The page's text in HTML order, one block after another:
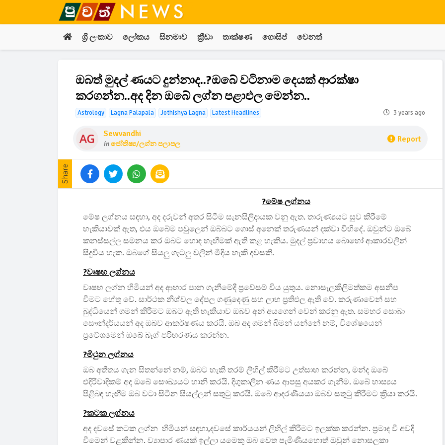
ශ්‍රී ලංකාව ලෝකය සිනමාව ක්‍රීඩා තාක්ෂණ ගොසිප් වෙනත්
ඔබත් මුදල් ණයට දුන්නාද..?ඔබේ වටිනාම දෙයක් ආරක්ෂා
කරගන්න..අද දින ඔබේ ලග්න පළාඵල මෙන්න..
Astrology Lagna Palapala Jothishya Lagna Latest Headlines 3 years ago
Sewvandhi
inජෝතිෂ්‍ය/ලග්න පලාපල Report
Share
?️මේෂ ලග්නය
මේෂ ලග්නය සඳහා, අද දරුවන් අතර සිටීම සැනසිලිදායක වනු ඇත. තාරුණ්‍යයට සුව කිරීමේ
හැකියාවක් ඇත, එය ඔබේම පවුලෙන් ඔබ්බට ගොස් අනෙක් තරුණයන් දක්වා විහිදේ. ඔවුන්ට ඔබේ
කනස්සල්ල සමනය කර ඔබට හොඳ හැඟීමක් ඇති කළ හැකිය. මුදල් ප්‍රවාහය බොහෝ ආකාරවලින්
සිදුවිය හැක. ඔබගේ සියලු ගැටලු වලින් මිදිය හැකි දවසකි.
?️වෘෂභ ලග්නය
වෘෂභ ලග්න හිමියන් අද ආහාර පාන ගැනීමේදී ප්‍රවේසම් විය යුතුය. නොසැලකිලිමත්කම අසනීප
වීමට හේතු වේ. සාර්ථක නිශ්චල දේපල ගණුදෙණු සහ ලාභ ප්‍රතිඵල ඇති වේ. කරුණාවෙන් සහ
බුද්ධියෙන් ගමන් කිරීමට ඔබට ඇති හැකියාව ඔබව අන් අයගෙන් වෙන් කරනු ඇත. සමහර සොබා
සෞන්දර්යයන් අද ඔබව ආකර්ෂණය කරයි. ඔබ අද ගමන් බිමන් යන්නේ නම්, විශේෂයෙන්
ප්‍රවේශමෙන් ඔබේ බෑග් පරිහරණය කරන්න.
?️මිථුන ලග්නය
ඔබ අතීතය ගැන සිතන්නේ නම්, ඔබට හැකි තරම් ලිහිල් කිරීමට උත්සාහ කරන්න, මන්ද ඔබේ
එදිරිවාදිකම් අද ඔබේ සෞඛ්‍යයට හානි කරයි. දිගුකාලීන ණය ආපසු අයකර ගැනීම. ඔබේ හාස්‍යය
පිළිබඳ හැඟීම ඔබ වටා සිටින සියල්ලන් සතුටු කරයි. ඔබේ ආදරණීයයා ඔබව සතුටු කිරීමට ක්‍රියා කරයි.
?️කටක ලග්නය
අද දවසේ කටක ලග්න හිමියන් සඳහා,දවසේ කාර්යයන් ලිහිල් කිරීමට ඉලක්ක කරන්න. ප්‍රමාද වී අවදි
වීමෙන් වළකින්න. ව්‍යාපාර ණයක් ඉල්ලා යමෙකු ඔබ වෙත පැමිණියහොත් ඔවුන් නොසලකා